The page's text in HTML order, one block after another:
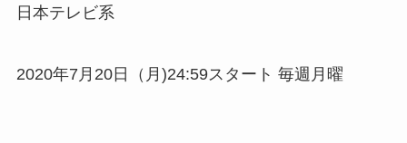
日本テレビ系
2020年7月20日（月)24:59スタート 毎週月曜